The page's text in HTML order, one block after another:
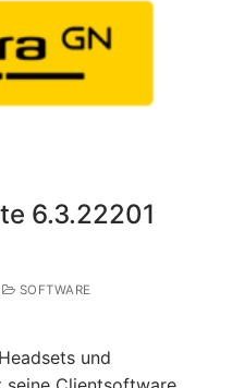
6.3.22201
SOFTWARE
und